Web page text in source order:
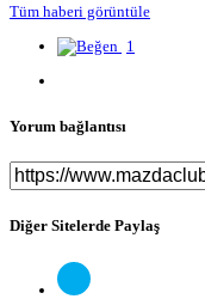
Tüm haberi görüntüle
1
Yorum bağlantısı
Diğer Sitelerde Paylaş